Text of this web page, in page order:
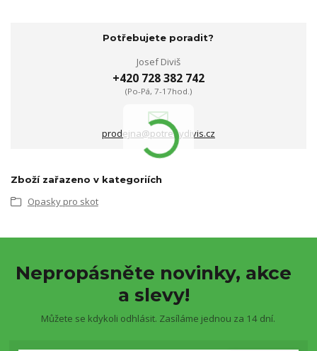
Potřebujete poradit?
Josef Diviš
+420 728 382 742
(Po-Pá, 7-17hod.)
prodejna@potrebydivis.cz
Zboží zařazeno v kategoriích
Opasky pro skot
Nepropásněte novinky, akce
a slevy!
Můžete se kdykoli odhlásit. Zasíláme jednou za 14 dní.